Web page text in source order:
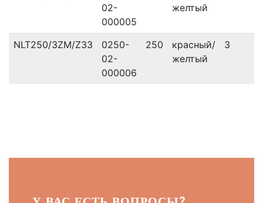
02-
000005
желтый
NLT250/3ZM/Z33
0250-
02-
000006
250
красный/
желтый
3